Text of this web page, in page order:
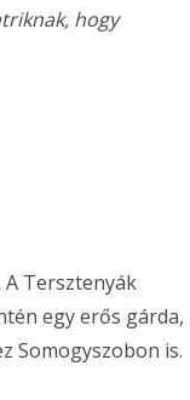
hogy
Tersztenyák
egy erős gárda,
Somogyszobon is.